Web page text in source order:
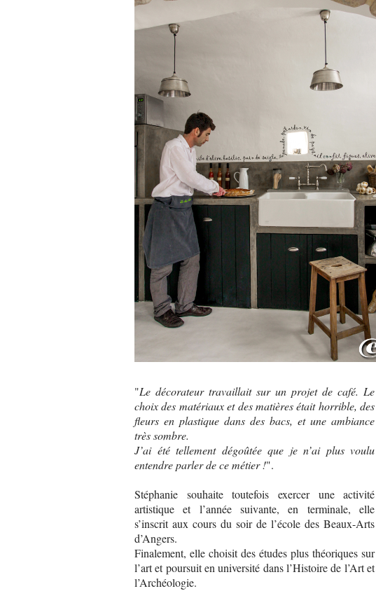
"Le décorateur travaillait sur un projet de café. Le
choix des matériaux et des matières était horrible, des
fleurs en plastique dans des bacs, et une ambiance
très sombre.
J’ai été tellement dégoûtée que je n’ai plus voulu
entendre parler de ce métier !".
Stéphanie souhaite toutefois exercer une activité
artistique et l’année suivante, en terminale, elle
s’inscrit aux cours du soir de l’école des Beaux-Arts
d’Angers.
Finalement, elle choisit des études plus théoriques sur
l’art et poursuit en université dans l’Histoire de l’Art et
l’Archéologie.